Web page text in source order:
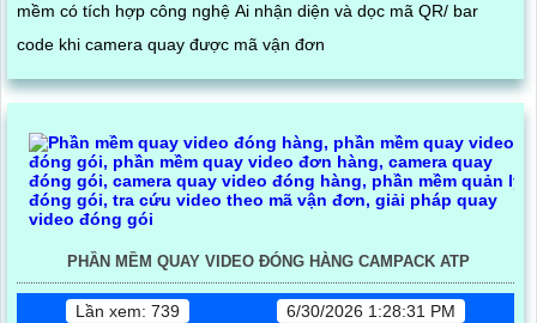
mềm có tích hợp công nghệ Ai nhận diện và dọc mã QR/ bar
code khi camera quay được mã vận đơn
PHẦN MỀM QUAY VIDEO ĐÓNG HÀNG CAMPACK ATP
Lần xem: 739
6/30/2026 1:28:31 PM